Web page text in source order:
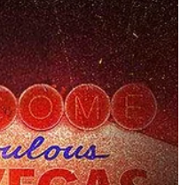
título mundial del